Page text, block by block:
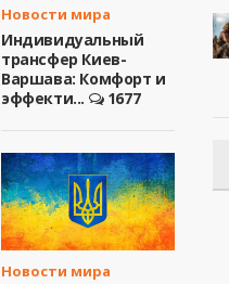
Новости мира
Индивидуальный
трансфер Киев-
Варшава: Комфорт и
эффекти...
1677
Новости мира